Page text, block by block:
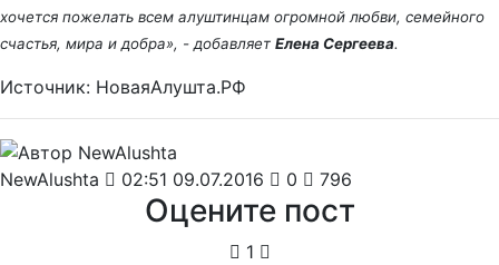
хочется пожелать всем алуштинцам огромной любви, семейного
счастья, мира и добра», - добавляет Елена Сергеева.
Источник: НоваяАлушта.РФ
NewAlushta 02:51 09.07.2016 0 796
Оцените пост
1